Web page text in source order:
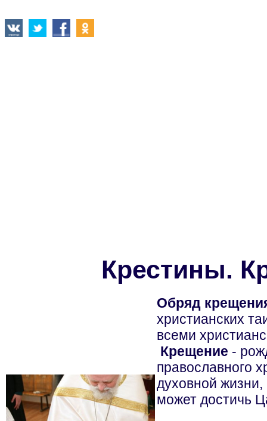
Крестины.
Обряд
христианских
всеми
Крещение -
православного
духовной жизни,
может достичь